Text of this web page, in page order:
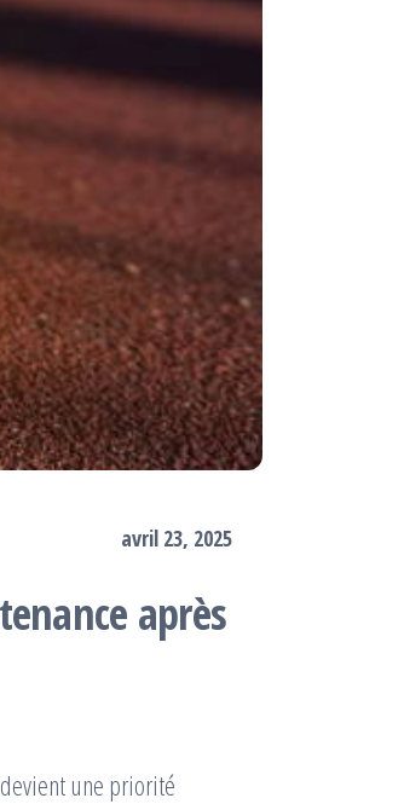
avril 23, 2025
après
une priorité